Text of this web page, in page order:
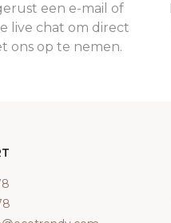
een e-mail of
live chat om direct
ons op te nemen.